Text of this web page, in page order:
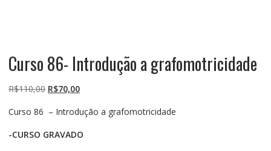
Curso 86- Introdução a grafomotricidade
R$110,00 O
original
R$110,00.
R$70,00O
atual
R$70,00.
Curso 86 – Introdução a grafomotricidade
-CURSO GRAVADO